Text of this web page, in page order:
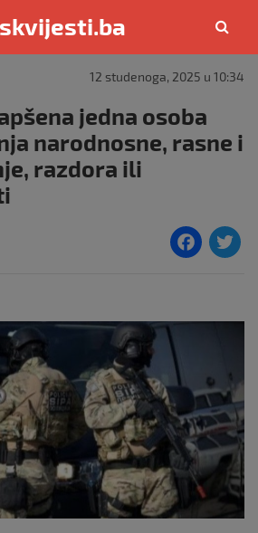
12 studenoga, 2025 u 10:34
jedna osoba
narodnosne, rasne i
razdora ili
F
e
o
o
k